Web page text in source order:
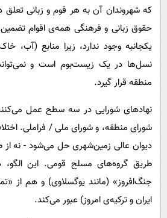
که شهروندان آن به هر قوم و زبانی تعلق
حقوق زبانی و فرهنگی همه‌ی اقوام
یکجانبه وجود ندارد، زیرا منابع (آب،
نسل‌ها در یک زیست‌بوم است و
منطقه قرار گیرد.
نهادهای شورایی در سه سطح عمل
شورای منطقه، و شورای ملی / فراملی.
دیوان عالی زمین‌شهری حل می‌شود - نه از
طریق گروه‌های مسلح قومی. این الگو،
جنگ‌افروز» (مانند یوگسلاوی) و هم از
ایران و ترکیه‌ی امروز) عبور می‌کند.